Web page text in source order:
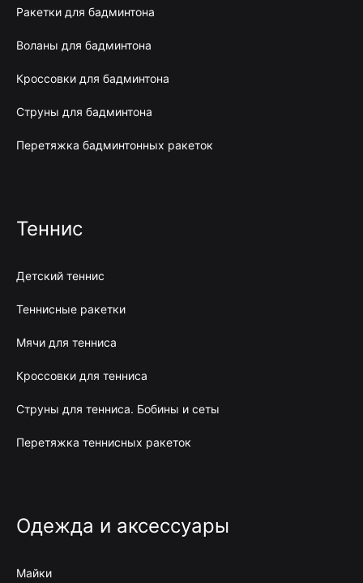
Ракетки для бадминтона
Воланы для бадминтона
Кроссовки для бадминтона
Струны для бадминтона
Перетяжка бадминтонных ракеток
Теннис
Детский теннис
Теннисные ракетки
Мячи для тенниса
Кроссовки для тенниса
Струны для тенниса. Бобины и сеты
Перетяжка теннисных ракеток
Одежда и аксессуары
Майки